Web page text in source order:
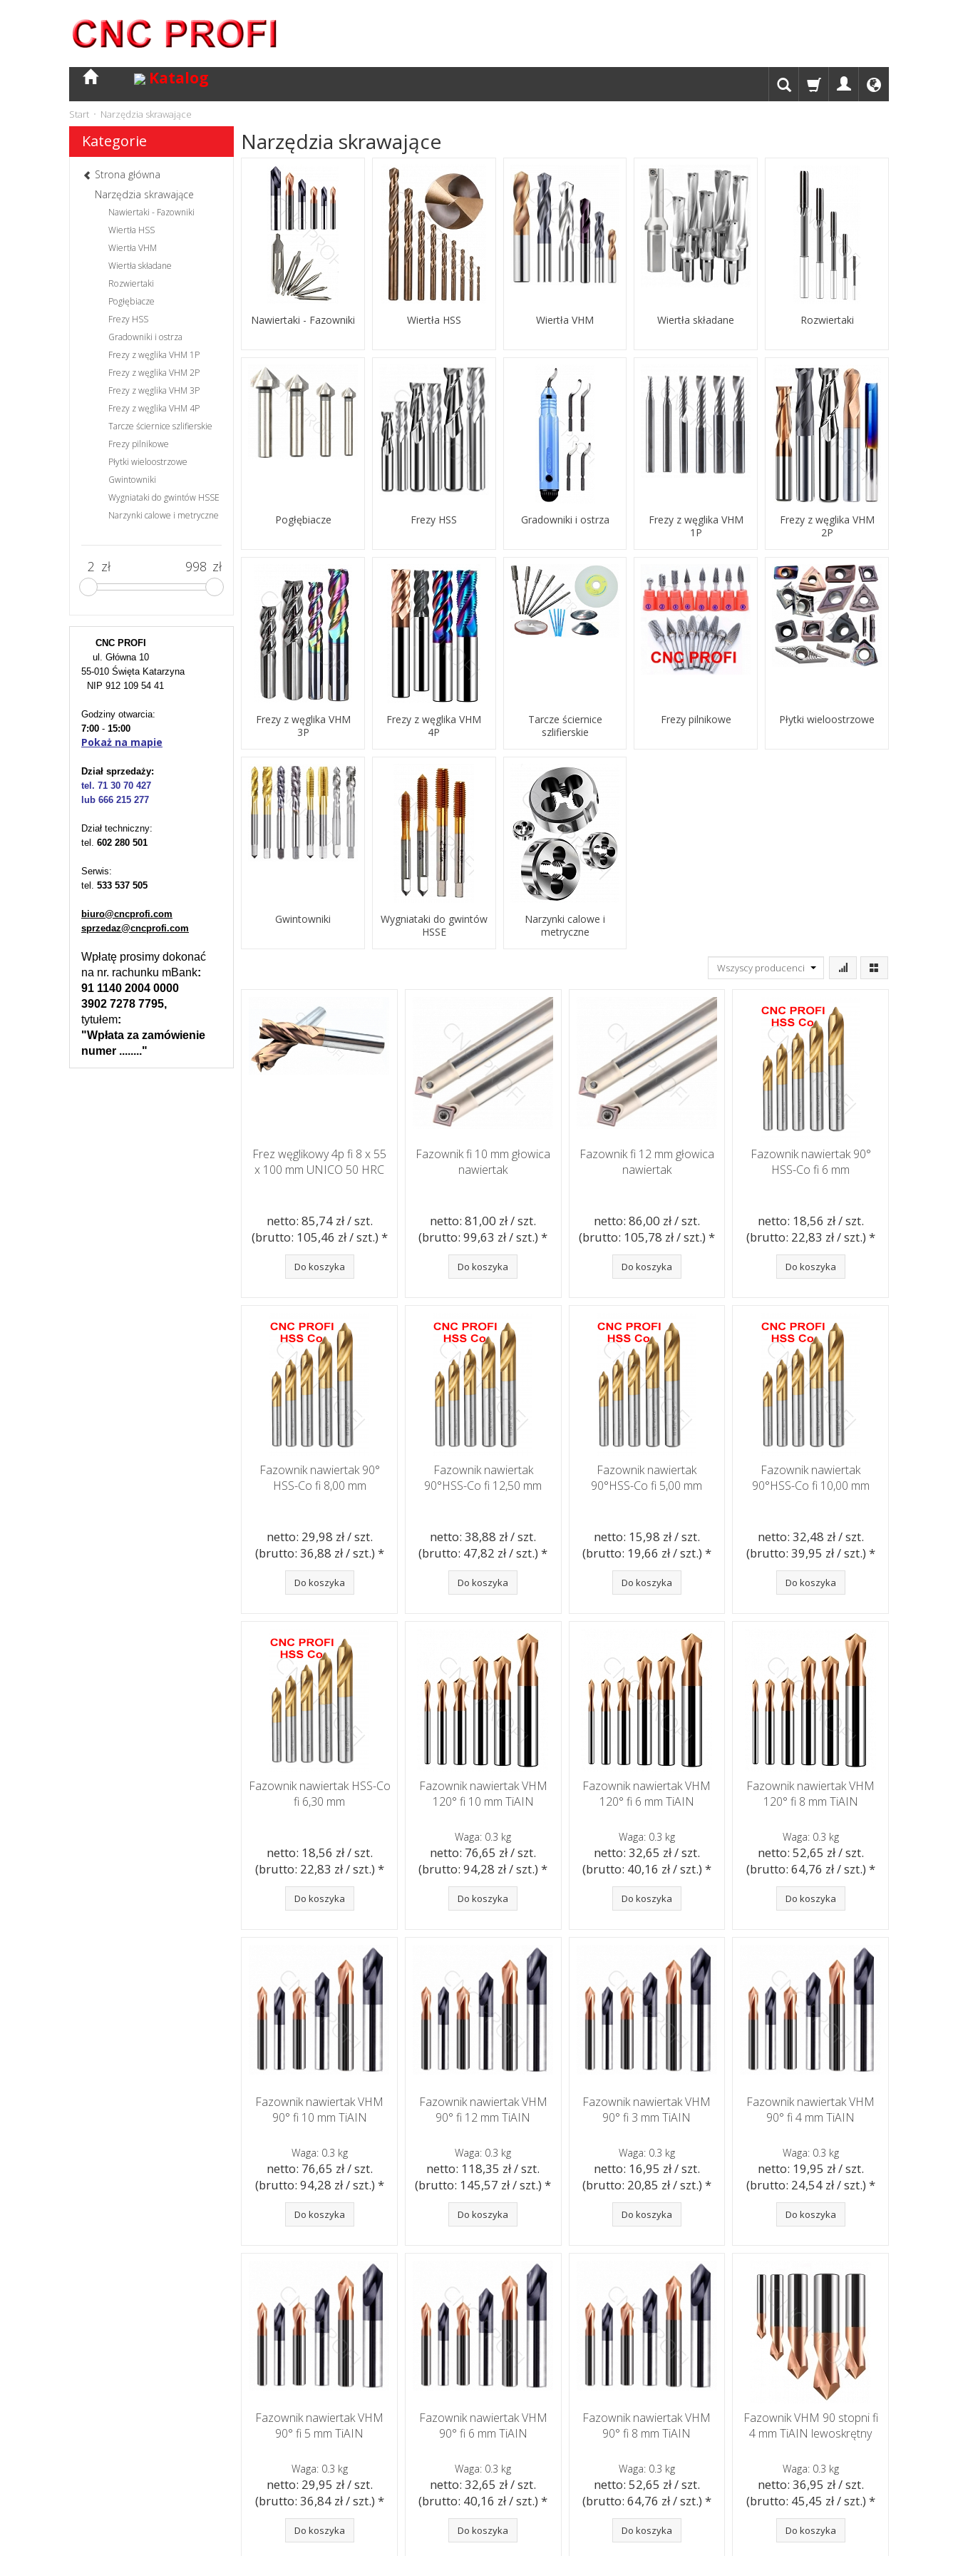
Katalog
Start Narzędzia skrawające
Narzędzia skrawające
Nawiertaki - Fazowniki Wiertła HSS Wiertła VHM Wiertła składane Rozwiertaki
Pogłębiacze Frezy HSS Gradowniki i ostrza
Frezy z węglika VHM
1P
Frezy z węglika VHM
2P
Frezy z węglika VHM
3P
Frezy z węglika VHM
4P
Tarcze ściernice
szlifierskie
Frezy pilnikowe Płytki wieloostrzowe
Gwintowniki
Wygniataki do gwintów
HSSE
Narzynki calowe i
metryczne
Frez węglikowy 4p fi 8 x 55
x 100 mm UNICO 50 HRC
netto: 85,74 zł / szt.
(brutto: 105,46 zł / szt.) *
Do koszyka
Fazownik fi 10 mm głowica
nawiertak
netto: 81,00 zł / szt.
(brutto: 99,63 zł / szt.) *
Do koszyka
Fazownik fi 12 mm głowica
nawiertak
netto: 86,00 zł / szt.
(brutto: 105,78 zł / szt.) *
Do koszyka
Fazownik nawiertak 90°
HSS-Co fi 6 mm
netto: 18,56 zł / szt.
(brutto: 22,83 zł / szt.) *
Do koszyka
Fazownik nawiertak 90°
HSS-Co fi 8,00 mm
netto: 29,98 zł / szt.
(brutto: 36,88 zł / szt.) *
Do koszyka
Fazownik nawiertak
90°HSS-Co fi 12,50 mm
netto: 38,88 zł / szt.
(brutto: 47,82 zł / szt.) *
Do koszyka
Fazownik nawiertak
90°HSS-Co fi 5,00 mm
netto: 15,98 zł / szt.
(brutto: 19,66 zł / szt.) *
Do koszyka
Fazownik nawiertak
90°HSS-Co fi 10,00 mm
netto: 32,48 zł / szt.
(brutto: 39,95 zł / szt.) *
Do koszyka
Fazownik nawiertak HSS-Co
fi 6,30 mm
netto: 18,56 zł / szt.
(brutto: 22,83 zł / szt.) *
Do koszyka
Fazownik nawiertak VHM
120° fi 10 mm TiAIN
Waga: 0.3 kg
netto: 76,65 zł / szt.
(brutto: 94,28 zł / szt.) *
Do koszyka
Fazownik nawiertak VHM
120° fi 6 mm TiAIN
Waga: 0.3 kg
netto: 32,65 zł / szt.
(brutto: 40,16 zł / szt.) *
Do koszyka
Fazownik nawiertak VHM
120° fi 8 mm TiAIN
Waga: 0.3 kg
netto: 52,65 zł / szt.
(brutto: 64,76 zł / szt.) *
Do koszyka
Fazownik nawiertak VHM
90° fi 10 mm TiAIN
Waga: 0.3 kg
netto: 76,65 zł / szt.
(brutto: 94,28 zł / szt.) *
Do koszyka
Fazownik nawiertak VHM
90° fi 12 mm TiAIN
Waga: 0.3 kg
netto: 118,35 zł / szt.
(brutto: 145,57 zł / szt.) *
Do koszyka
Fazownik nawiertak VHM
90° fi 3 mm TiAIN
Waga: 0.3 kg
netto: 16,95 zł / szt.
(brutto: 20,85 zł / szt.) *
Do koszyka
Fazownik nawiertak VHM
90° fi 4 mm TiAIN
Waga: 0.3 kg
netto: 19,95 zł / szt.
(brutto: 24,54 zł / szt.) *
Do koszyka
Fazownik nawiertak VHM
90° fi 5 mm TiAIN
Waga: 0.3 kg
netto: 29,95 zł / szt.
(brutto: 36,84 zł / szt.) *
Do koszyka
Fazownik nawiertak VHM
90° fi 6 mm TiAIN
Waga: 0.3 kg
netto: 32,65 zł / szt.
(brutto: 40,16 zł / szt.) *
Do koszyka
Fazownik nawiertak VHM
90° fi 8 mm TiAIN
Waga: 0.3 kg
netto: 52,65 zł / szt.
(brutto: 64,76 zł / szt.) *
Do koszyka
Fazownik VHM 90 stopni fi
4 mm TiAIN lewoskrętny
Waga: 0.3 kg
netto: 36,95 zł / szt.
(brutto: 45,45 zł / szt.) *
Do koszyka
Kategorie
Strona główna
Narzędzia skrawające
Nawiertaki - Fazowniki
Wiertła HSS
Wiertła VHM
Wiertła składane
Rozwiertaki
Pogłębiacze
Frezy HSS
Gradowniki i ostrza
Frezy z węglika VHM 1P
Frezy z węglika VHM 2P
Frezy z węglika VHM 3P
Frezy z węglika VHM 4P
Tarcze ściernice szlifierskie
Frezy pilnikowe
Płytki wieloostrzowe
Gwintowniki
Wygniataki do gwintów HSSE
Narzynki calowe i metryczne
zł zł
CNC PROFI
ul. Główna 10
55-010 Święta Katarzyna
NIP 912 109 54 41
Godziny otwarcia:
7:00 - 15:00
Pokaż na mapie
Dział sprzedaży:
tel. 71 30 70 427
lub 666 215 277
Dział techniczny:
tel. 602 280 501
Serwis:
tel. 533 537 505
biuro@cncprofi.com
sprzedaz@cncprofi.com
Wpłatę prosimy dokonać
na nr. rachunku mBank:
91 1140 2004 0000
3902 7278 7795,
tytułem:
"Wpłata za zamówienie
numer ........"